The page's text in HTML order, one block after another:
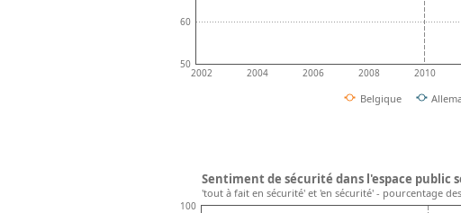
2002 2004 2006 2008 2010
50
60
Belgique
100
Sentiment de sécurité dans l'espace public
'tout à fait en sécurité' et 'en sécurité' - pourcentage